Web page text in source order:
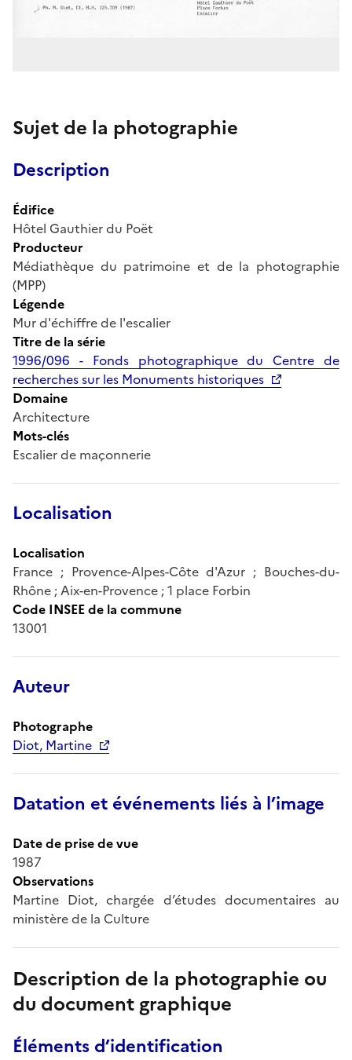
Sujet de la photographie
Description
Édifice
Hôtel Gauthier du Poët
Producteur
Médiathèque du patrimoine et de la photographie
(MPP)
Légende
Mur d'échiffre de l'escalier
Titre de la série
1996/096 - Fonds photographique du Centre de
recherches sur les Monuments historiques
Domaine
Architecture
Mots-clés
Escalier de maçonnerie
Localisation
Localisation
France ; Provence-Alpes-Côte d'Azur ; Bouches-du-
Rhône ; Aix-en-Provence ; 1 place Forbin
Code INSEE de la commune
13001
Auteur
Photographe
Diot, Martine
Datation et événements liés à l’image
Date de prise de vue
1987
Observations
Martine Diot, chargée d’études documentaires au
ministère de la Culture
Description de la photographie ou
du document graphique
Éléments d’identification